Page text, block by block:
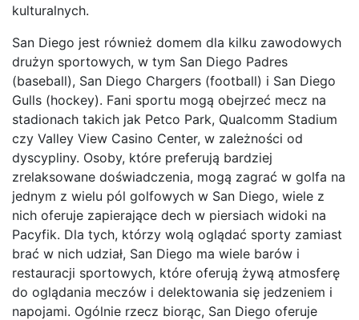
kulturalnych.
San Diego jest również domem dla kilku zawodowych
drużyn sportowych, w tym San Diego Padres
(baseball), San Diego Chargers (football) i San Diego
Gulls (hockey). Fani sportu mogą obejrzeć mecz na
stadionach takich jak Petco Park, Qualcomm Stadium
czy Valley View Casino Center, w zależności od
dyscypliny. Osoby, które preferują bardziej
zrelaksowane doświadczenia, mogą zagrać w golfa na
jednym z wielu pól golfowych w San Diego, wiele z
nich oferuje zapierające dech w piersiach widoki na
Pacyfik. Dla tych, którzy wolą oglądać sporty zamiast
brać w nich udział, San Diego ma wiele barów i
restauracji sportowych, które oferują żywą atmosferę
do oglądania meczów i delektowania się jedzeniem i
napojami. Ogólnie rzecz biorąc, San Diego oferuje